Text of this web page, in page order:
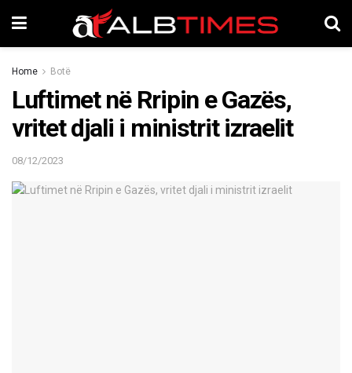
Home Botë
Luftimet në Rripin e Gazës,
vritet djali i ministrit izraelit
08/12/2023